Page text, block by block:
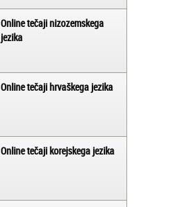
Online tečaji nizozemskega
jezika
Online tečaji hrvaškega jezika
Online tečaji korejskega jezika